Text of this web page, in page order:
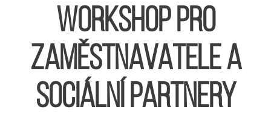
WORKSHOP PRO
ZAMĚSTNAVATELE A
SOCIÁLNÍ PARTNERY